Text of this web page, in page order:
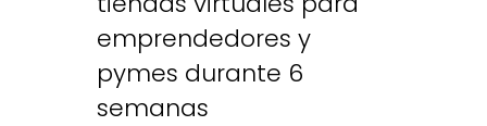
emprendedores y
pymes durante 6
semanas